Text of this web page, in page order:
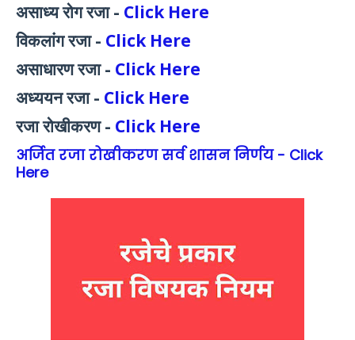
असाध्य रोग रजा - Click Here
विकलांग रजा - Click Here
असाधारण रजा - Click Here
अध्ययन रजा - Click Here
रजा रोखीकरण - Click Here
अर्जित रजा रोखीकरण सर्व शासन निर्णय - Click
Here